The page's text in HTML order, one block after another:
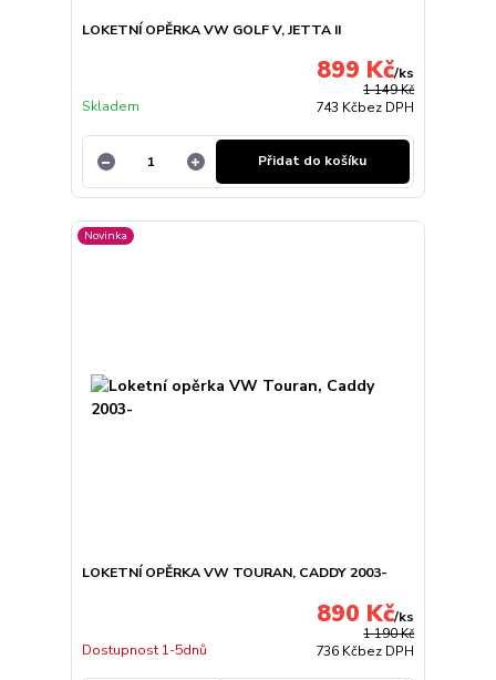
LOKETNÍ OPĚRKA VW GOLF V, JETTA II
1 149 Kč
899 Kč/ks
743 Kčbez DPH
Skladem
Přidat do košíku
Novinka
LOKETNÍ OPĚRKA VW TOURAN, CADDY 2003-
1 190 Kč
890 Kč/ks
736 Kčbez DPH
Dostupnost 1-5dnů